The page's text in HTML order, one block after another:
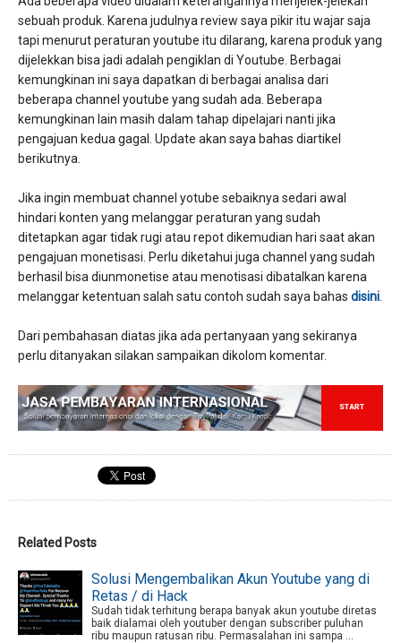
sebuah produk. Karena judulnya review saya pikir itu wajar saja
tapi menurut peraturan youtube itu dilarang, karena produk yang
dijelekkan bisa jadi adalah pengiklan di Youtube. Berbagai
kemungkinan ini saya dapatkan di berbagai analisa dari
beberapa channel youtube yang sudah ada. Beberapa
kemungkinan lain masih dalam tahap dipelajari nanti jika
pengajuan kedua gagal. Update akan saya bahas diartikel
berikutnya.
Jika ingin membuat channel yotube sebaiknya sedari awal
hindari konten yang melanggar peraturan yang sudah
ditetapkan agar tidak rugi atau repot dikemudian hari saat akan
pengajuan monetisasi. Perlu diketahui juga channel yang sudah
berhasil bisa diunmonetise atau menotisasi dibatalkan karena
melanggar ketentuan salah satu contoh sudah saya bahas disini.
Dari pembahasan diatas jika ada pertanyaan yang sekiranya
perlu ditanyakan silakan sampaikan dikolom komentar.
Related Posts
Solusi Mengembalikan Akun Youtube yang di
Retas / di Hack
Sudah tidak terhitung berapa banyak akun youtube diretas
baik dialamai oleh youtuber dengan subscriber puluhan
ribu maupun ratusan ribu. Permasalahan ini sampa ...